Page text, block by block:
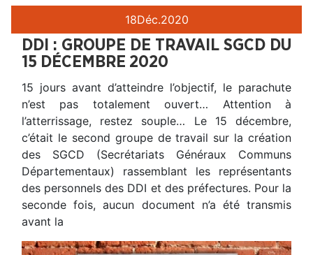
18Déc.2020
DDI : GROUPE DE TRAVAIL SGCD DU
15 DÉCEMBRE 2020
15 jours avant d’atteindre l’objectif, le parachute
n’est pas totalement ouvert… Attention à
l’atterrissage, restez souple… Le 15 décembre,
c’était le second groupe de travail sur la création
des SGCD (Secrétariats Généraux Communs
Départementaux) rassemblant les représentants
des personnels des DDI et des préfectures. Pour la
seconde fois, aucun document n’a été transmis
avant la